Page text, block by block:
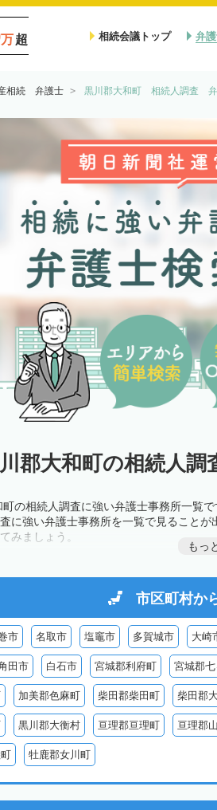
万超 相続会議トップ 弁
相続 弁護士 黒川郡大和町 相続人調査
郡大和町の相続人
の相続人調査に強い弁護士事務所一覧
に強い弁護士事務所を一覧で見ること
みましょう。
もっ
市区町村か
市 名取市 塩竈市 多賀城市 大崎
田市 白石市 宮城郡利府町 宮城郡
加美郡色麻町 柴田郡柴田町 柴田郡
黒川郡大衡村 亘理郡亘理町 亘理郡
牡鹿郡女川町